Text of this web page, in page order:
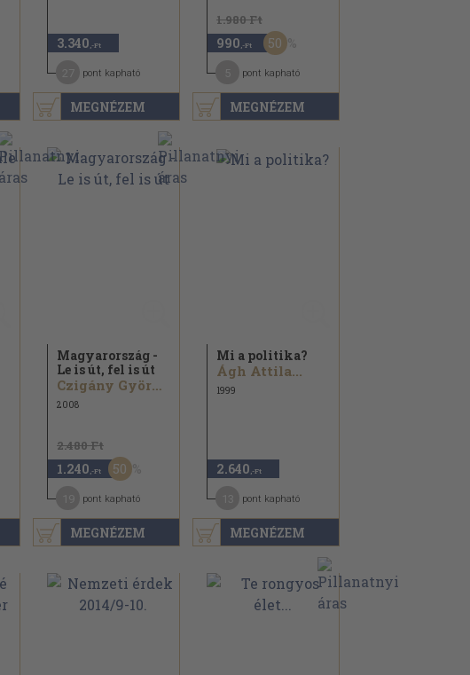
MEGNÉZEM
3.340 ,-Ft
pont kapható
MEGNÉZEM
1.980 Ft
990 ,-Ft 50
pont kapható
MEGNÉZEM
Magyarország -
Le is út, fel is út
Czigány György...
2008
2.480 Ft
1.240 ,-Ft 50
pont kapható
MEGNÉZEM
Mi a politika?
Ágh Attila...
1999
2.640 ,-Ft
pont kapható